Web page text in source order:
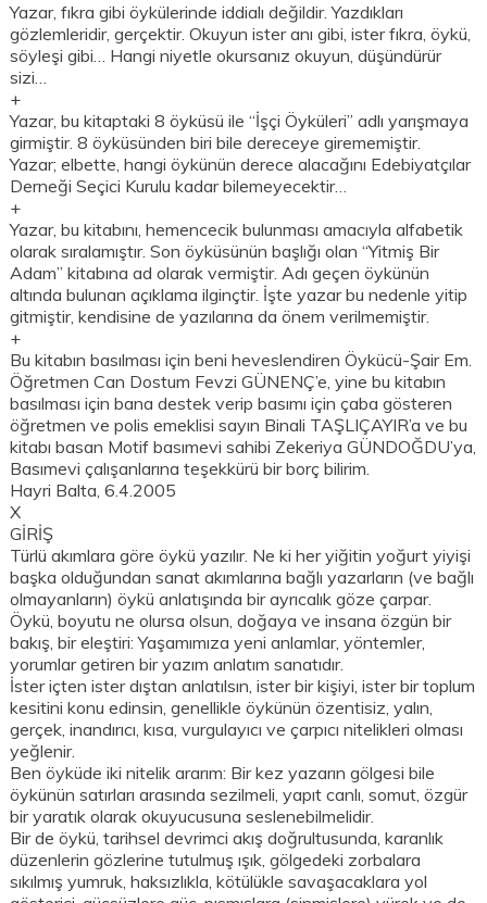
Yazar, fıkra gibi öykülerinde iddialı değildir. Yazdıkları
gözlemleridir, gerçektir. Okuyun ister anı gibi, ister fıkra, öykü,
söyleşi gibi… Hangi niyetle okursanız okuyun, düşündürür
sizi…
+
Yazar, bu kitaptaki 8 öyküsü ile “İşçi Öyküleri” adlı yarışmaya
girmiştir. 8 öyküsünden biri bile dereceye girememiştir.
Yazar; elbette, hangi öykünün derece alacağını Edebiyatçılar
Derneği Seçici Kurulu kadar bilemeyecektir…
+
Yazar, bu kitabını, hemencecik bulunması amacıyla alfabetik
olarak sıralamıştır. Son öyküsünün başlığı olan “Yitmiş Bir
Adam” kitabına ad olarak vermiştir. Adı geçen öykünün
altında bulunan açıklama ilginçtir. İşte yazar bu nedenle yitip
gitmiştir, kendisine de yazılarına da önem verilmemiştir.
+
Bu kitabın basılması için beni heveslendiren Öykücü-Şair Em.
Öğretmen Can Dostum Fevzi GÜNENÇ’e, yine bu kitabın
basılması için bana destek verip basımı için çaba gösteren
öğretmen ve polis emeklisi sayın Binali TAŞLIÇAYIR’a ve bu
kitabı basan Motif basımevi sahibi Zekeriya GÜNDOĞDU’ya,
Basımevi çalışanlarına teşekkürü bir borç bilirim.
Hayri Balta, 6.4.2005
X
GİRİŞ
Türlü akımlara göre öykü yazılır. Ne ki her yiğitin yoğurt yiyişi
başka olduğundan sanat akımlarına bağlı yazarların (ve bağlı
olmayanların) öykü anlatışında bir ayrıcalık göze çarpar.
Öykü, boyutu ne olursa olsun, doğaya ve insana özgün bir
bakış, bir eleştiri: Yaşamımıza yeni anlamlar, yöntemler,
yorumlar getiren bir yazım anlatım sanatıdır.
İster içten ister dıştan anlatılsın, ister bir kişiyi, ister bir toplum
kesitini konu edinsin, genellikle öykünün özentisiz, yalın,
gerçek, inandırıcı, kısa, vurgulayıcı ve çarpıcı nitelikleri olması
yeğlenir.
Ben öyküde iki nitelik ararım: Bir kez yazarın gölgesi bile
öykünün satırları arasında sezilmeli, yapıt canlı, somut, özgür
bir yaratık olarak okuyucusuna seslenebilmelidir.
Bir de öykü, tarihsel devrimci akış doğrultusunda, karanlık
düzenlerin gözlerine tutulmuş ışık, gölgedeki zorbalara
sıkılmış yumruk, haksızlıkla, kötülükle savaşacaklara yol